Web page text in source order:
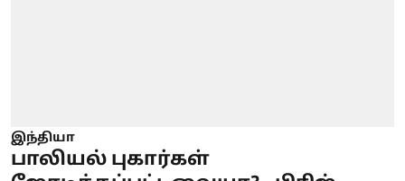
இந்தியா
பாலியல் புகார்கள்